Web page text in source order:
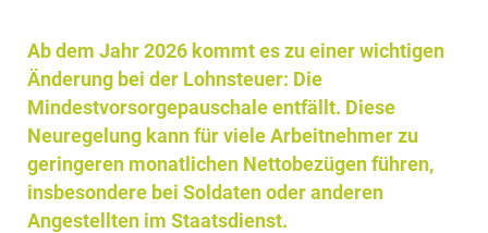
Ab dem Jahr 2026 kommt es zu einer wichtigen
Änderung bei der Lohnsteuer: Die
Mindestvorsorgepauschale entfällt. Diese
Neuregelung kann für viele Arbeitnehmer zu
geringeren monatlichen Nettobezügen führen,
insbesondere bei Soldaten oder anderen
Angestellten im Staatsdienst.